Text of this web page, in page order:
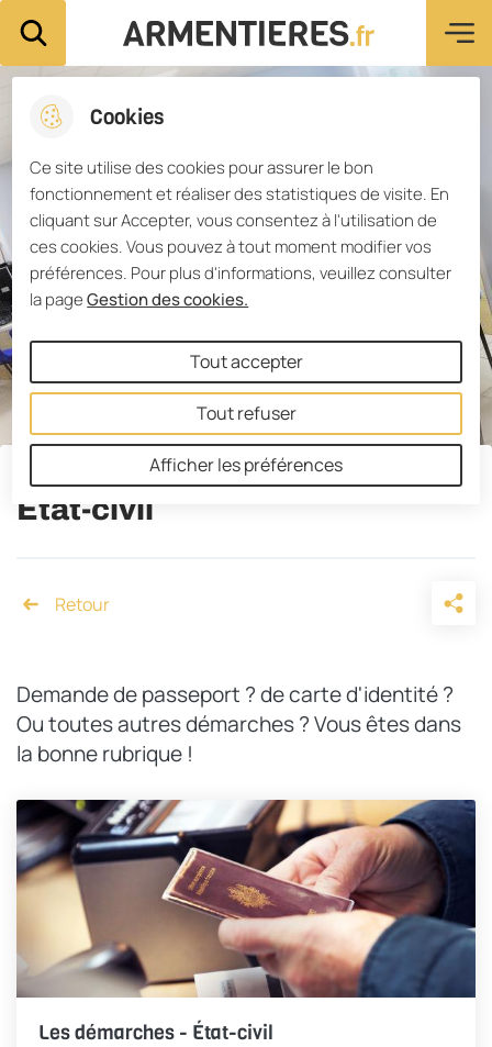
Cookies
Ce site utilise des cookies pour assurer le bon
fonctionnement et réaliser des statistiques de visite. En
cliquant sur Accepter, vous consentez à l'utilisation de
ces cookies. Vous pouvez à tout moment modifier vos
préférences. Pour plus d'informations, veuillez consulter
la pageGestion des cookies.
Afficher les préférences
Tout accepter
Tout refuser
menu
Aller à la
recherche
Aller au
contenu
principal
Consulter
site
Rechercher sur le site
Ville d'Armentières
État-civil
Accueil
Demande de passeport ? de carte d'identité ?
Ou toutes autres démarches ? Vous êtes dans
la bonne rubrique !
Les démarches - État-civil